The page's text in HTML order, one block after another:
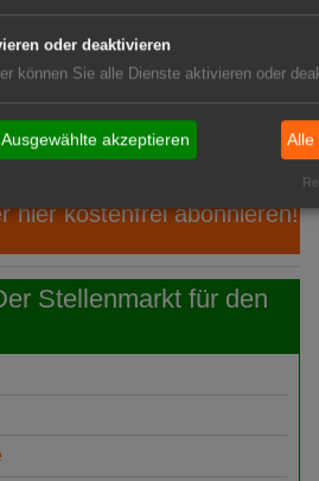
30 Jahre Bio ohne
Knöferl übernimmt die
hier kostenfrei abonnieren!
Stellenmarkt für den
oder deaktivieren
können Sie alle Dienste aktivieren oder
Ausgewählte akzeptieren Alle